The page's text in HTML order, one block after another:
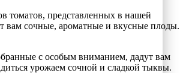
томатов, представленных в нашей
вам сочные, ароматные и вкусные плоды.
с особым вниманием, дадут вам
урожаем сочной и сладкой тыквы.